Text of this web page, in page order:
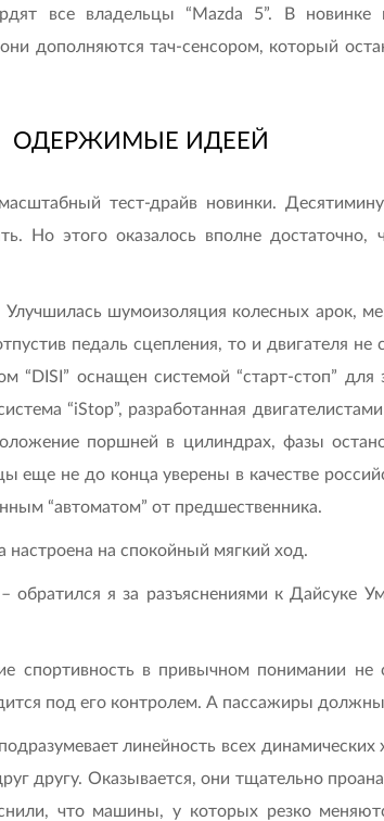
все владельцы “Mazda 5”. В новинке
дополняются тач-сенсором, который
ОДЕРЖИМЫЕ ИДЕЕЙ
тест-драйв новинки.
Но этого оказалось вполне достаточно,
шумоизоляция колесных арок,
педаль сцепления, то и двигателя
оснащен системой “старт-стоп”
“iStop”, разработанная
поршней в цилиндрах, фазы
еще не до конца уверены в качестве
“автоматом” от предшественника.
настроена на спокойный мягкий ход.
я за разъяснениями к Дайсуке
спортивность в привычном понимании
под его контролем. А пассажиры
линейность всех
другу. Оказывается, они тщательно
что машины, у которых резко